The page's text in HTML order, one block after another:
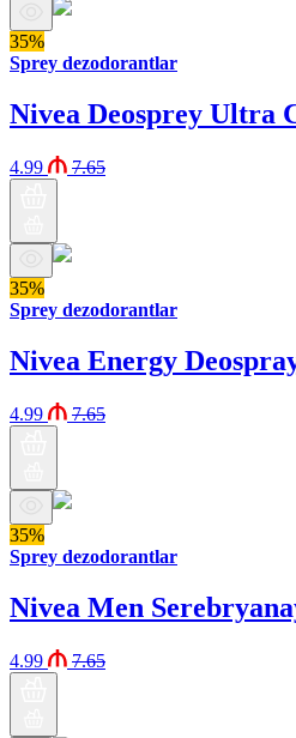
35%
Sprey dezodorantlar
Nivea Deosprey Ultra
4.99 7.65
35%
Sprey dezodorantlar
Nivea Energy
4.99 7.65
35%
Sprey dezodorantlar
Nivea Men
4.99 7.65